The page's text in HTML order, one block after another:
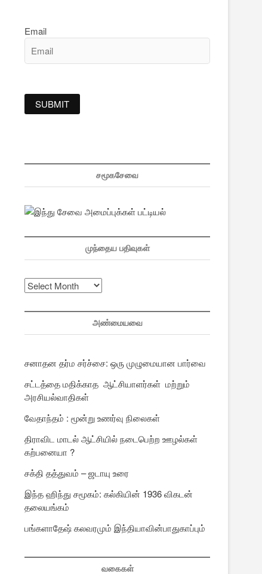
Email
சமூகசேவை
முந்தைய பதிவுகள்
முந்தைய
பதிவுகள்
அண்மையவை
சனாதன தர்ம சர்ச்சை: ஒரு முழுமையான பார்வை
சட்டத்தை மதிக்காத ஆட்சியாளர்கள் மற்றும்
அரசியல்வாதிகள்
வேதாந்தம் : மூன்று உணர்வு நிலைகள்
திராவிட மாடல் ஆட்சியில் நடைபெற்ற ஊழல்கள்
கற்பனையா ?
சக்தி தத்துவம் – ஜடாயு உரை
இந்த ஹிந்து சமூகம்: கல்கியின் 1936 விகடன்
தலையங்கம்
பங்களாதேஷ் கலவரமும் இந்தியாவின்பாதுகாப்பும்
வகைகள்